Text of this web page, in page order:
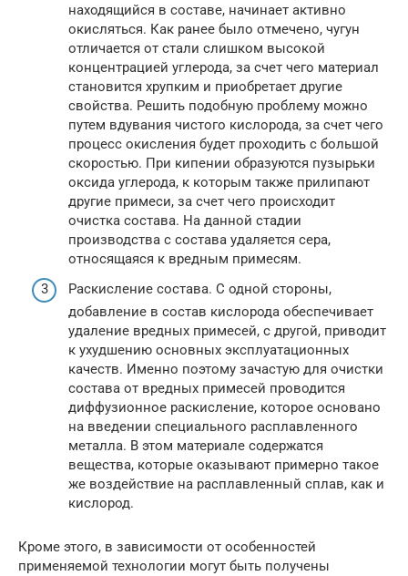
находящийся в составе, начинает активно
окисляться. Как ранее было отмечено, чугун
отличается от стали слишком высокой
концентрацией углерода, за счет чего материал
становится хрупким и приобретает другие
свойства. Решить подобную проблему можно
путем вдувания чистого кислорода, за счет чего
процесс окисления будет проходить с большой
скоростью. При кипении образуются пузырьки
оксида углерода, к которым также прилипают
другие примеси, за счет чего происходит
очистка состава. На данной стадии
производства с состава удаляется сера,
относящаяся к вредным примесям.
Раскисление состава. С одной стороны,
добавление в состав кислорода обеспечивает
удаление вредных примесей, с другой, приводит
к ухудшению основных эксплуатационных
качеств. Именно поэтому зачастую для очистки
состава от вредных примесей проводится
диффузионное раскисление, которое основано
на введении специального расплавленного
металла. В этом материале содержатся
вещества, которые оказывают примерно такое
же воздействие на расплавленный сплав, как и
кислород.
Кроме этого, в зависимости от особенностей
применяемой технологии могут быть получены